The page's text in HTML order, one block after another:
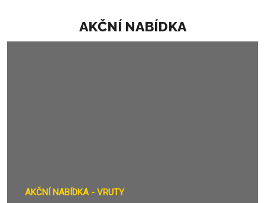
AKČNÍ NABÍDKA
AKČNÍ NABÍDKA - VRUTY